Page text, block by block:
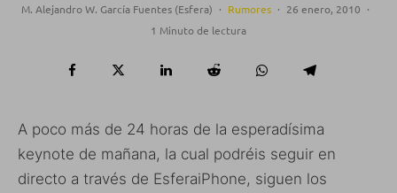
M. Alejandro W. García Fuentes (Esfera) · Rumores · 26 enero, 2010 ·
1 Minuto de lectura
A poco más de 24 horas de la esperadísima
keynote de mañana, la cual podréis seguir en
directo a través de EsferaiPhone, siguen los